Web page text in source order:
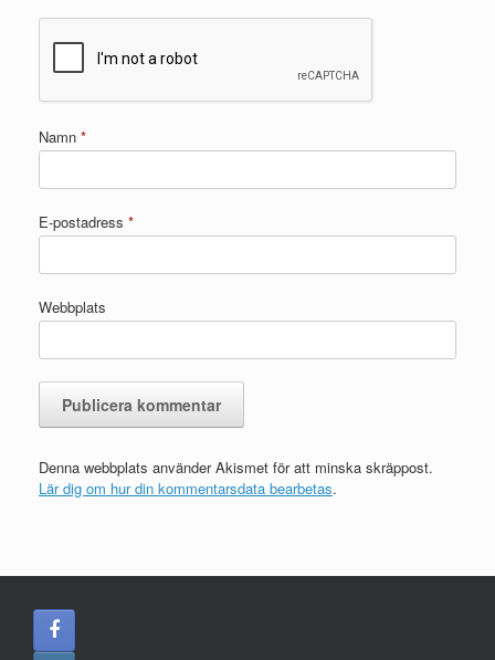
Namn *
E-postadress *
Webbplats
Denna webbplats använder Akismet för att minska skräppost.
Lär dig om hur din kommentarsdata bearbetas.